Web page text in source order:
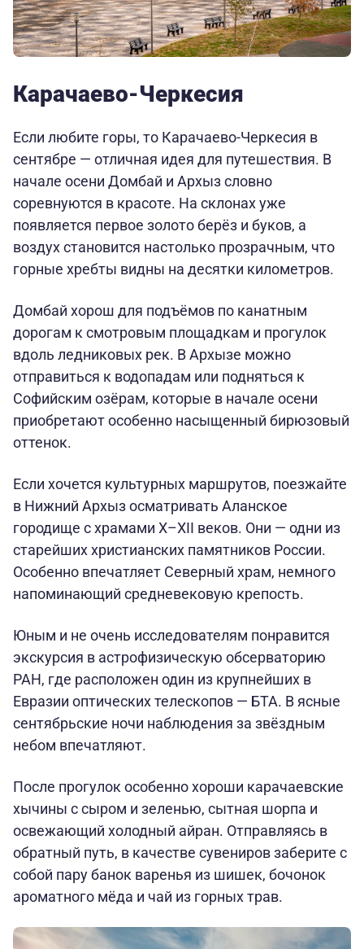
Карачаево-Черкесия
Если любите горы, то Карачаево-Черкесия в
сентябре — отличная идея для путешествия. В
начале осени Домбай и Архыз словно
соревнуются в красоте. На склонах уже
появляется первое золото берёз и буков, а
воздух становится настолько прозрачным, что
горные хребты видны на десятки километров.
Домбай хорош для подъёмов по канатным
дорогам к смотровым площадкам и прогулок
вдоль ледниковых рек. В Архызе можно
отправиться к водопадам или подняться к
Софийским озёрам, которые в начале осени
приобретают особенно насыщенный бирюзовый
оттенок.
Если хочется культурных маршрутов, поезжайте
в Нижний Архыз осматривать Аланское
городище с храмами X–XII веков. Они — одни из
старейших христианских памятников России.
Особенно впечатляет Северный храм, немного
напоминающий средневековую крепость.
Юным и не очень исследователям понравится
экскурсия в астрофизическую обсерваторию
РАН, где расположен один из крупнейших в
Евразии оптических телескопов — БТА. В ясные
сентябрьские ночи наблюдения за звёздным
небом впечатляют.
После прогулок особенно хороши карачаевские
хычины с сыром и зеленью, сытная шорпа и
освежающий холодный айран. Отправляясь в
обратный путь, в качестве сувениров заберите с
собой пару банок варенья из шишек, бочонок
ароматного мёда и чай из горных трав.